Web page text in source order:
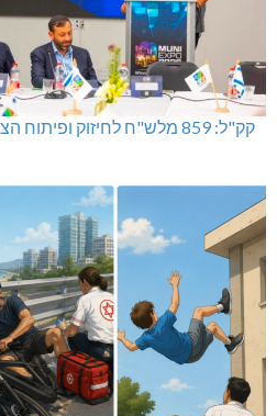
קק"ל: 859 מלש"ח לחיזוק ופיתוח הצפון